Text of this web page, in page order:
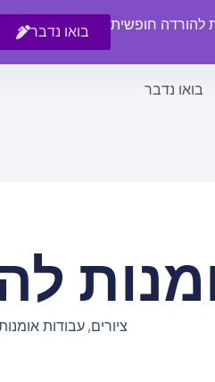
להורדה חופשית בואו נדבר
בואו נדבר
ציורים, עבודות